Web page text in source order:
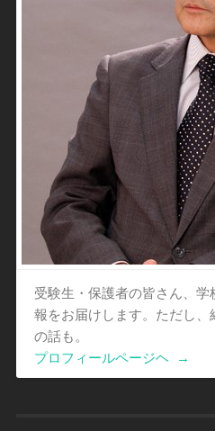
受験生・保護者の皆さん、
報をお届けします。ただし
の話も。
プロフィールページヘ
→